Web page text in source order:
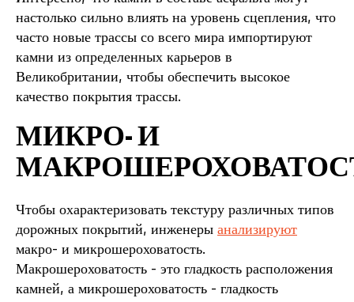
настолько сильно влиять на уровень сцепления, что
часто новые трассы со всего мира импортируют
камни из определенных карьеров в
Великобритании, чтобы обеспечить высокое
качество покрытия трассы.
МИКРО- И
Чтобы охарактеризовать текстуру различных типов
дорожных покрытий, инженеры анализируют
макро- и микрошероховатость.
Макрошероховатость - это гладкость расположения
камней, а микрошероховатость - гладкость